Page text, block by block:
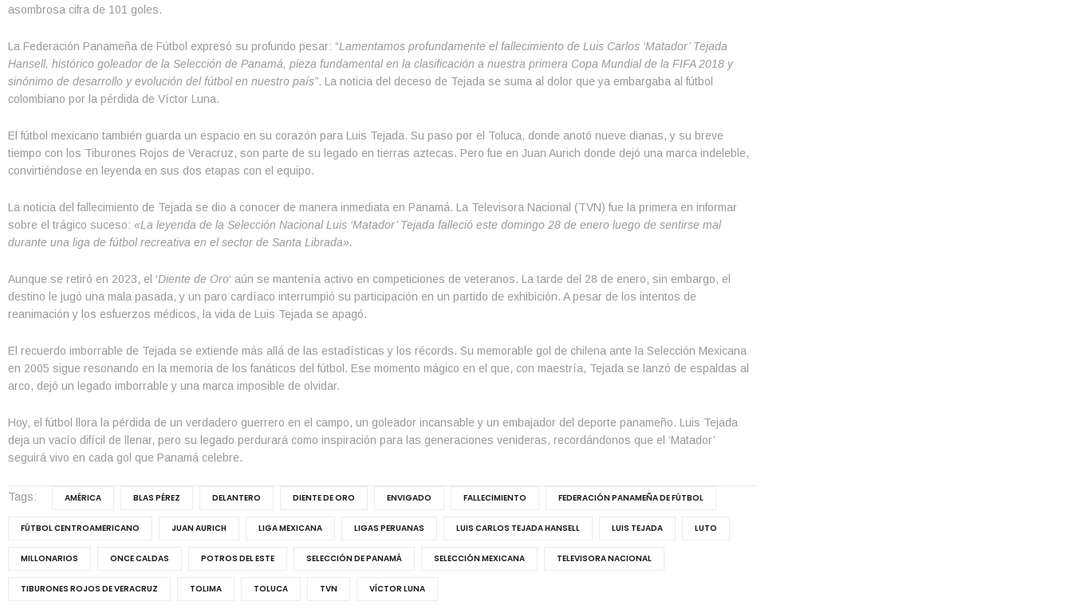
asombrosa cifra de 101 goles.
La Federación Panameña de Fútbol expresó su profundo pesar: “Lamentamos profundamente el fallecimiento de Luis Carlos ‘Matador’ Tejada
Hansell, histórico goleador de la Selección de Panamá, pieza fundamental en la clasificación a nuestra primera Copa Mundial de la FIFA 2018 y
sinónimo de desarrollo y evolución del fútbol en nuestro país”. La noticia del deceso de Tejada se suma al dolor que ya embargaba al fútbol
colombiano por la pérdida de Víctor Luna.
El fútbol mexicano también guarda un espacio en su corazón para Luis Tejada. Su paso por el Toluca, donde anotó nueve dianas, y su breve
tiempo con los Tiburones Rojos de Veracruz, son parte de su legado en tierras aztecas. Pero fue en Juan Aurich donde dejó una marca indeleble,
convirtiéndose en leyenda en sus dos etapas con el equipo.
La noticia del fallecimiento de Tejada se dio a conocer de manera inmediata en Panamá. La Televisora Nacional (TVN) fue la primera en informar
sobre el trágico suceso: «La leyenda de la Selección Nacional Luis ‘Matador’ Tejada falleció este domingo 28 de enero luego de sentirse mal
durante una liga de fútbol recreativa en el sector de Santa Librada».
Aunque se retiró en 2023, el ‘Diente de Oro‘ aún se mantenía activo en competiciones de veteranos. La tarde del 28 de enero, sin embargo, el
destino le jugó una mala pasada, y un paro cardíaco interrumpió su participación en un partido de exhibición. A pesar de los intentos de
reanimación y los esfuerzos médicos, la vida de Luis Tejada se apagó.
El recuerdo imborrable de Tejada se extiende más allá de las estadísticas y los récords. Su memorable gol de chilena ante la Selección Mexicana
en 2005 sigue resonando en la memoria de los fanáticos del fútbol. Ese momento mágico en el que, con maestría, Tejada se lanzó de espaldas al
arco, dejó un legado imborrable y una marca imposible de olvidar.
Hoy, el fútbol llora la pérdida de un verdadero guerrero en el campo, un goleador incansable y un embajador del deporte panameño. Luis Tejada
deja un vacío difícil de llenar, pero su legado perdurará como inspiración para las generaciones venideras, recordándonos que el ‘Matador’
seguirá vivo en cada gol que Panamá celebre.
Tags: AMÉRICA BLAS PÉREZ DELANTERO DIENTE DE ORO ENVIGADO FALLECIMIENTO FEDERACIÓN PANAMEÑA DE FÚTBOL
FÚTBOL CENTROAMERICANO JUAN AURICH LIGA MEXICANA LIGAS PERUANAS LUIS CARLOS TEJADA HANSELL LUIS TEJADA LUTO
MILLONARIOS ONCE CALDAS POTROS DEL ESTE SELECCIÓN DE PANAMÁ SELECCIÓN MEXICANA TELEVISORA NACIONAL
TIBURONES ROJOS DE VERACRUZ TOLIMA TOLUCA TVN VÍCTOR LUNA